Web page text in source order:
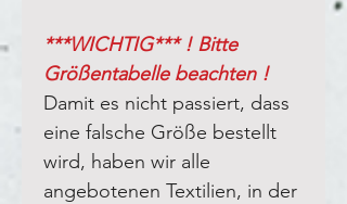
***WICHTIG*** ! Bitte
Größentabelle beachten !
Damit es nicht passiert, dass
eine falsche Größe bestellt
wird, haben wir alle
angebotenen Textilien, in der